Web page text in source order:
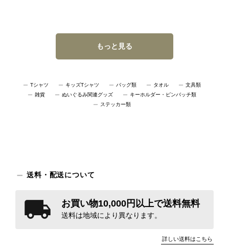
もっと見る
Tシャツ キッズTシャツ バッグ類 タオル
文具類
雑貨
ぬいぐるみ関連グッズ
キーホルダー・ピンバッチ類
ステッカー類
送料・配送について
お買い物10,000円以上で送料無料
送料は地域により異なります。
詳しい送料はこちら